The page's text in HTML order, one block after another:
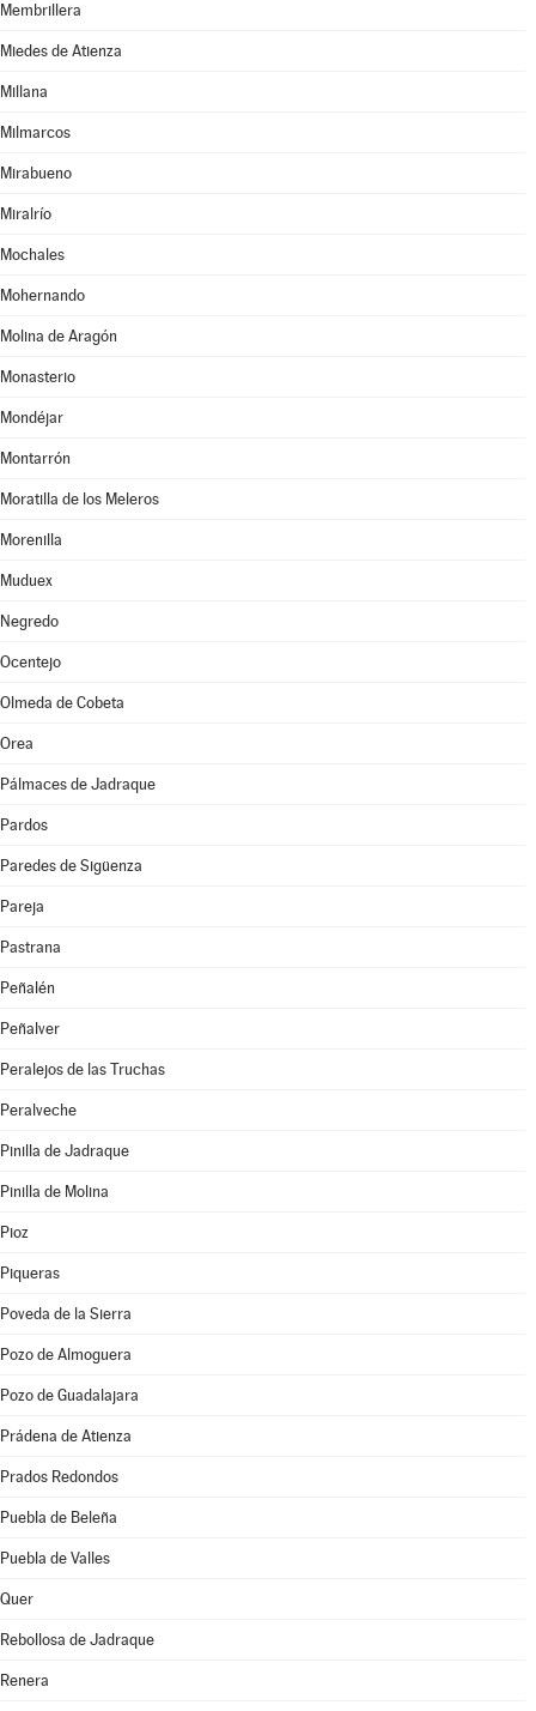
Membrillera
Miedes de Atienza
Millana
Milmarcos
Mirabueno
Miralrío
Mochales
Mohernando
Molina de Aragón
Monasterio
Mondéjar
Montarrón
Moratilla de los Meleros
Morenilla
Muduex
Negredo
Ocentejo
Olmeda de Cobeta
Orea
Pálmaces de Jadraque
Pardos
Paredes de Sigüenza
Pareja
Pastrana
Peñalén
Peñalver
Peralejos de las Truchas
Peralveche
Pinilla de Jadraque
Pinilla de Molina
Pioz
Piqueras
Poveda de la Sierra
Pozo de Almoguera
Pozo de Guadalajara
Prádena de Atienza
Prados Redondos
Puebla de Beleña
Puebla de Valles
Quer
Rebollosa de Jadraque
Renera